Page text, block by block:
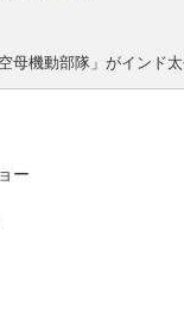
母機動部隊」がインド
ー